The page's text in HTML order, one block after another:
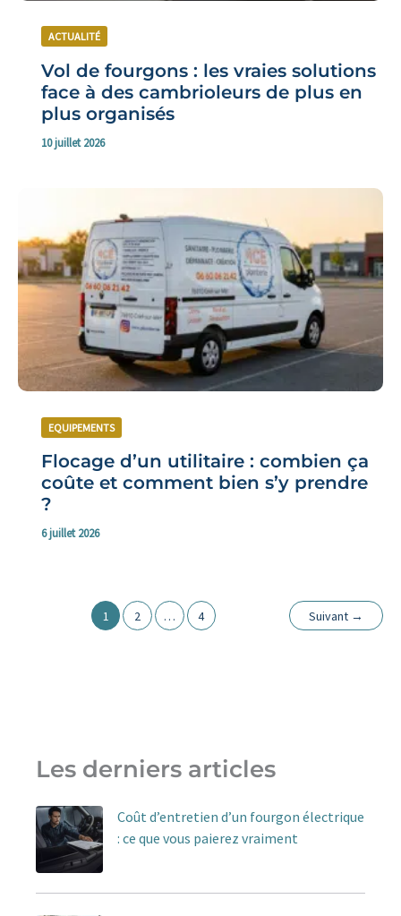
ACTUALITÉ
Vol de fourgons : les vraies solutions
face à des cambrioleurs de plus en
plus organisés
10 juillet 2026
EQUIPEMENTS
Flocage d’un utilitaire : combien ça
coûte et comment bien s’y prendre
?
6 juillet 2026
1 2 … 4 Suivant →
Les derniers articles
Coût d’entretien d’un fourgon électrique
: ce que vous paierez vraiment